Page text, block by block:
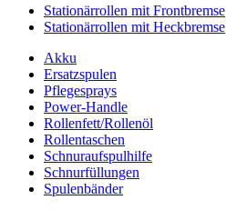
Stationärrollen mit Frontbremse
Stationärrollen mit Heckbremse
Akku
Ersatzspulen
Pflegesprays
Power-Handle
Rollenfett/Rollenöl
Rollentaschen
Schnuraufspulhilfe
Schnurfüllungen
Spulenbänder